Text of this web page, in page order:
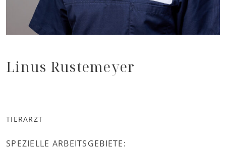
Linus Rustemeyer
TIERARZT
SPEZIELLE ARBEITSGEBIETE: